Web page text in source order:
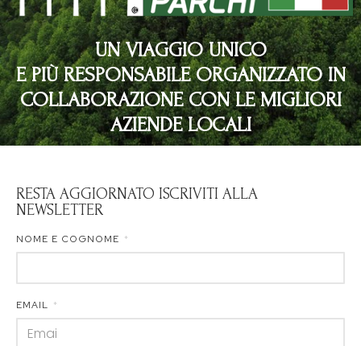
UN VIAGGIO UNICO
E PIÙ RESPONSABILE ORGANIZZATO IN
COLLABORAZIONE CON LE MIGLIORI
AZIENDE LOCALI
RESTA AGGIORNATO ISCRIVITI ALLA
NEWSLETTER
NOME E COGNOME
EMAIL